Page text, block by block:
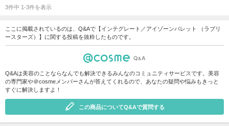
3件中 1-3件を表示
ここに掲載されているのは、Q&Aで【インテグレート／アイゾーンパレット （ラブリ
ースターズ）】に関する投稿を抜粋したものです。
Q&Aは美容のことならなんでも解決できるみんなのコミュニティサービスです。美容
の専門家や＠cosmeメンバーさんが答えてくれるので、あなたの疑問や悩みもきっと
すぐに解決しますよ！
この商品についてQ&Aで質問する